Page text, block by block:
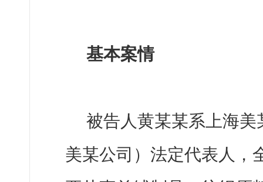
基本案情
被告人黄某某系上海
美某公司）法定代表人，